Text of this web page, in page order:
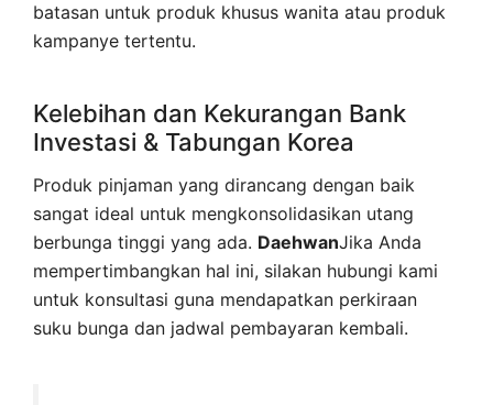
batasan untuk produk khusus wanita atau produk
kampanye tertentu.
Kelebihan dan Kekurangan Bank
Investasi & Tabungan Korea
Produk pinjaman yang dirancang dengan baik
sangat ideal untuk mengkonsolidasikan utang
berbunga tinggi yang ada. DaehwanJika Anda
mempertimbangkan hal ini, silakan hubungi kami
untuk konsultasi guna mendapatkan perkiraan
suku bunga dan jadwal pembayaran kembali.